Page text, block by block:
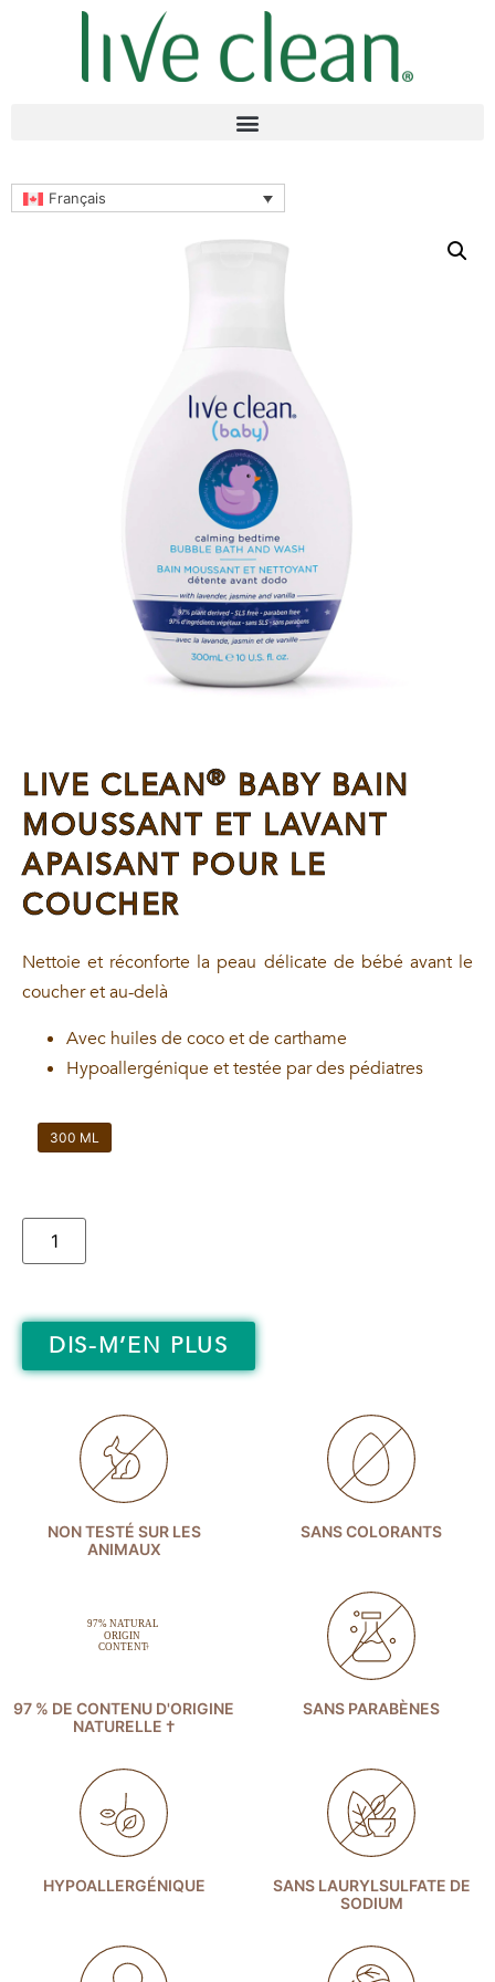
Français
LIVE CLEAN® BABY BAIN
MOUSSANT ET LAVANT
APAISANT POUR LE
COUCHER
Nettoie et réconforte la peau délicate de bébé avant le
coucher et au-delà
Avec huiles de coco et de carthame
Hypoallergénique et testée par des pédiatres
300 ML
DIS-M’EN PLUS
NON TESTÉ SUR LES
ANIMAUX
SANS COLORANTS
97 % DE CONTENU D'ORIGINE
NATURELLE †
SANS PARABÈNES
HYPOALLERGÉNIQUE
SANS LAURYLSULFATE DE
SODIUM